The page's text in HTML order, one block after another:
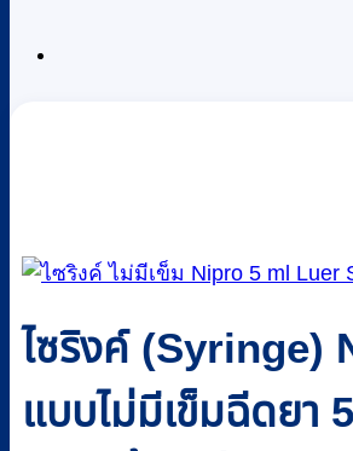
ไซริงค์ (Syringe)
แบบไม่มีเข็มฉีดยา